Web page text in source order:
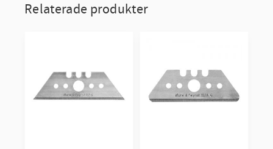
Relaterade produkter